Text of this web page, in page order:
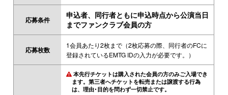
応募条件
申込者、同行者ともに申込時点から公演当日
までファンクラブ会員の方
応募枚数
1会員あたり2枚まで（2枚応募の際、同行者のFCに
登録されているEMTG IDの入力が必要です。）
本先行チケットは購入された会員の方のみご入場でき
ます。第三者へチケットを転売または譲渡する行為
は、理由･目的を問わず一切禁止です。